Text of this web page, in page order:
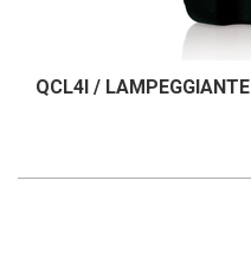
QCL4I / LAMPEGGIANTE